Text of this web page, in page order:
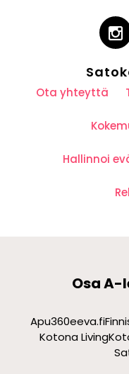
Ota yhteyttä
Hallinnoi
Osa A-
Apu360eeva.fi
Kotona Living